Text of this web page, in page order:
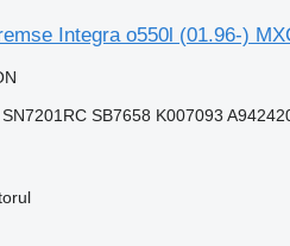
Integra o550l (01.96-)
SB7658 K007093